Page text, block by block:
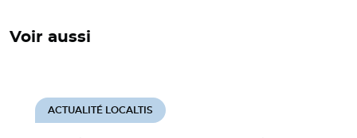
Voir aussi
ACTUALITÉ LOCALTIS